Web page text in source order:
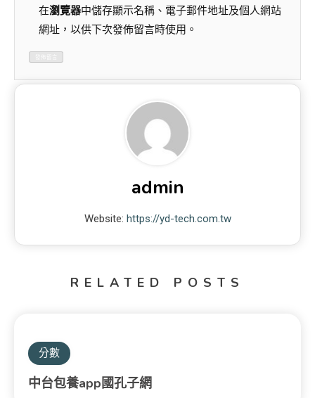
在瀏覽器中儲存顯示名稱、電子郵件地址及個人網站
網址，以供下次發佈留言時使用。
admin
Website: https://yd-tech.com.tw
RELATED POSTS
分數
中台包養app國孔子網